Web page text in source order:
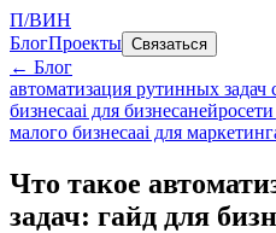
П/ВИН
БлогПроекты Связаться
← Блог
автоматизация рутинных
бизнесаai для бизнеса
малого бизнесаai для
Что такое
задач: гайд для